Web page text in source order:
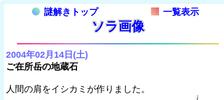
謎解きトップ 一覧表示
ソラ画像
2004年02月14日(土)
ご在所岳の地蔵石
人間の肩をイシカミが作りました。